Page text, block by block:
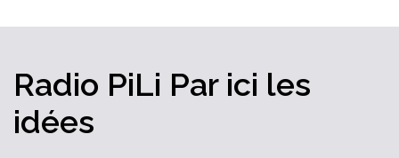
Radio PiLi Par ici les
idées